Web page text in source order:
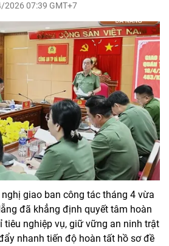
2026 07:39 GMT+7
giao ban công tác tháng 4 vừa
đã khẳng định quyết tâm hoàn
tiêu nghiệp vụ, giữ vững an ninh trật
nhanh tiến độ hoàn tất hồ sơ đề